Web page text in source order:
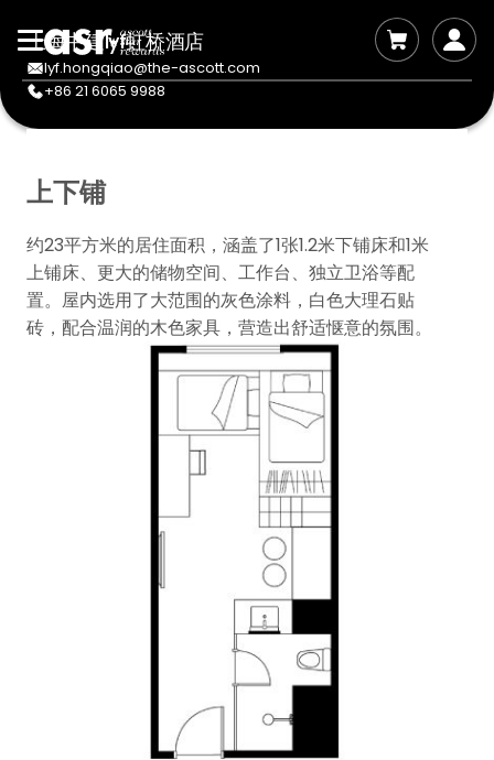
上海中建lyf虹桥酒店
lyf.hongqiao@the-ascott.com
+86 21 6065 9988
上下铺
约23平方米的居住面积，涵盖了1张1.2米下铺床和1米
上铺床、更大的储物空间、工作台、独立卫浴等配
置。屋内选用了大范围的灰色涂料，白色大理石贴
砖，配合温润的木色家具，营造出舒适惬意的氛围。